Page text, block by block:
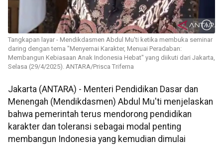
Tangkapan layar - Mendikdasmen Abdul Mu'ti ketika membuka seminar
daring dengan tema "Menyemai Karakter, Menuai Peradaban:
Membangun Kebiasaan Anak Indonesia Hebat" yang diikuti dari Jakarta,
Selasa (29/4/2025). ANTARA/Prisca Triferna
Jakarta (ANTARA) - Menteri Pendidikan Dasar dan
Menengah (Mendikdasmen) Abdul Mu'ti menjelaskan
bahwa pemerintah terus mendorong pendidikan
karakter dan toleransi sebagai modal penting
membangun Indonesia yang kemudian dimulai